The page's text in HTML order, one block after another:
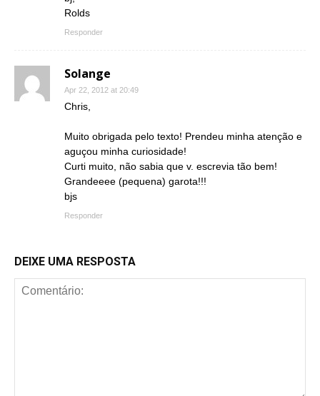
Rolds
Responder
Solange
Apr 22, 2012 at 20:49
Chris,
Muito obrigada pelo texto! Prendeu minha atenção e
aguçou minha curiosidade!
Curti muito, não sabia que v. escrevia tão bem!
Grandeeee (pequena) garota!!!
bjs
Responder
DEIXE UMA RESPOSTA